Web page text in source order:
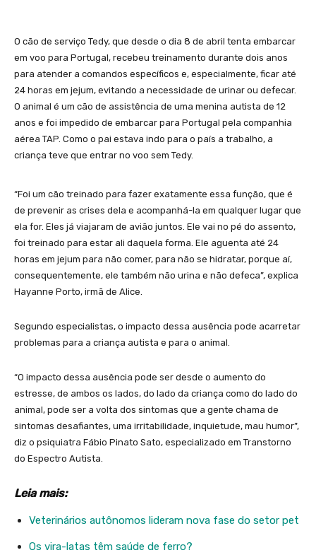
O cão de serviço Tedy, que desde o dia 8 de abril tenta embarcar
em voo para Portugal, recebeu treinamento durante dois anos
para atender a comandos específicos e, especialmente, ficar até
24 horas em jejum, evitando a necessidade de urinar ou defecar.
O animal é um cão de assistência de uma menina autista de 12
anos e foi impedido de embarcar para Portugal pela companhia
aérea TAP. Como o pai estava indo para o país a trabalho, a
criança teve que entrar no voo sem Tedy.
“Foi um cão treinado para fazer exatamente essa função, que é
de prevenir as crises dela e acompanhá-la em qualquer lugar que
ela for. Eles já viajaram de avião juntos. Ele vai no pé do assento,
foi treinado para estar ali daquela forma. Ele aguenta até 24
horas em jejum para não comer, para não se hidratar, porque aí,
consequentemente, ele também não urina e não defeca”, explica
Hayanne Porto, irmã de Alice.
Segundo especialistas, o impacto dessa ausência pode acarretar
problemas para a criança autista e para o animal.
“O impacto dessa ausência pode ser desde o aumento do
estresse, de ambos os lados, do lado da criança como do lado do
animal, pode ser a volta dos sintomas que a gente chama de
sintomas desafiantes, uma irritabilidade, inquietude, mau humor”,
diz o psiquiatra Fábio Pinato Sato, especializado em Transtorno
do Espectro Autista.
Leia mais:
Veterinários autônomos lideram nova fase do setor pet
Os vira-latas têm saúde de ferro?